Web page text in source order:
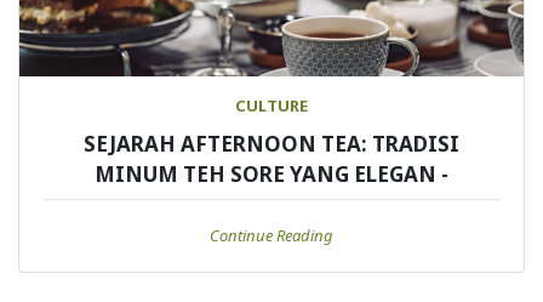
CULTURE
SEJARAH AFTERNOON TEA: TRADISI
MINUM TEH SORE YANG ELEGAN -
Continue Reading